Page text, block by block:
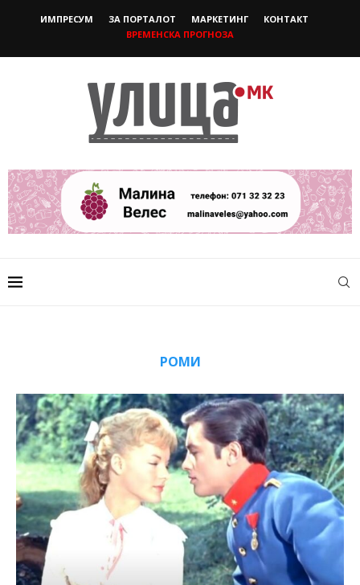
ИМПРЕСУМ ЗА ПОРТАЛОТ МАРКЕТИНГ
КОНТАКТ
ВРЕМЕНСКА ПРОГНОЗА
РОМИ